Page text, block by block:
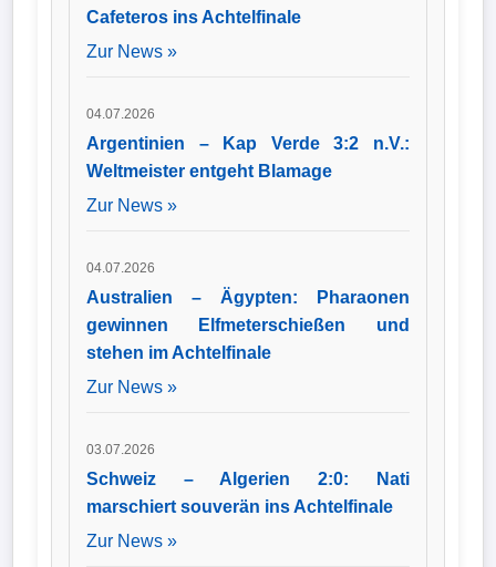
Cafeteros ins Achtelfinale
Zur News »
04.07.2026
Argentinien – Kap Verde 3:2 n.V.:
Weltmeister entgeht Blamage
Zur News »
04.07.2026
Australien – Ägypten: Pharaonen
gewinnen Elfmeterschießen und
stehen im Achtelfinale
Zur News »
03.07.2026
Schweiz – Algerien 2:0: Nati
marschiert souverän ins Achtelfinale
Zur News »